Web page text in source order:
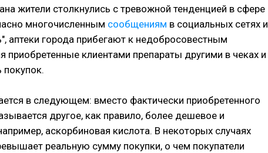
жители столкнулись с тревожной тенденцией в сфере
многочисленным сообщениям в социальных сетях и
аптеки города прибегают к недобросовестным
приобретенные клиентами препараты другими в чеках и
в следующем: вместо фактически приобретенного
другое, как правило, более дешевое и
аскорбиновая кислота. В некоторых случаях
реальную сумму покупки, о чем покупатели